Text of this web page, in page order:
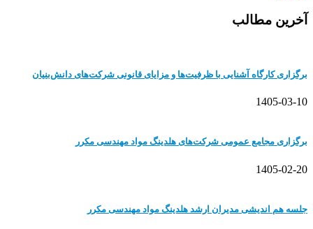
آخرین مطالب
برگزاری کارگاه آشنایی با ظرفیت‌ها و مزایای قانونی شرکت‌های دانش‌بنیان
1405-03-10
برگزاری مجامع عمومی شرکت‌های هلدینگ مواد مهندسی مکرر
1405-02-20
جلسه هم اندیشی مدیران ارشد هلدینگ مواد مهندسی مکرر